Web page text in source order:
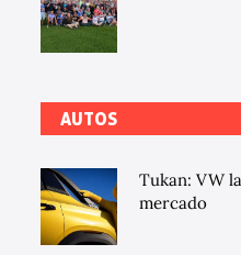
AUTOS
Tukan: VW
mercado